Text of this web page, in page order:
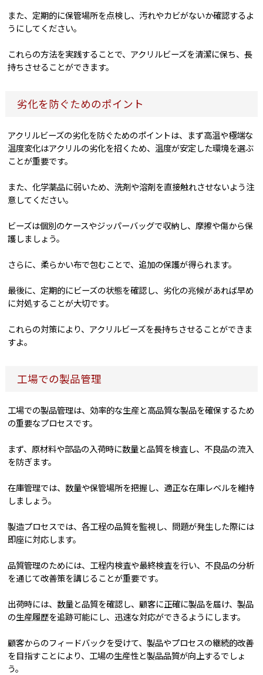
また、定期的に保管場所を点検し、汚れやカビがないか確認するよ
うにしてください。
これらの方法を実践することで、アクリルビーズを清潔に保ち、長
持ちさせることができます。
劣化を防ぐためのポイント
アクリルビーズの劣化を防ぐためのポイントは、まず高温や極端な
温度変化はアクリルの劣化を招くため、温度が安定した環境を選ぶ
ことが重要です。
また、化学薬品に弱いため、洗剤や溶剤を直接触れさせないよう注
意してください。
ビーズは個別のケースやジッパーバッグで収納し、摩擦や傷から保
護しましょう。
さらに、柔らかい布で包むことで、追加の保護が得られます。
最後に、定期的にビーズの状態を確認し、劣化の兆候があれば早め
に対処することが大切です。
これらの対策により、アクリルビーズを長持ちさせることができま
すよ。
工場での製品管理
工場での製品管理は、効率的な生産と高品質な製品を確保するため
の重要なプロセスです。
まず、原材料や部品の入荷時に数量と品質を検査し、不良品の流入
を防ぎます。
在庫管理では、数量や保管場所を把握し、適正な在庫レベルを維持
しましょう。
製造プロセスでは、各工程の品質を監視し、問題が発生した際には
即座に対応します。
品質管理のためには、工程内検査や最終検査を行い、不良品の分析
を通じて改善策を講じることが重要です。
出荷時には、数量と品質を確認し、顧客に正確に製品を届け、製品
の生産履歴を追跡可能にし、迅速な対応ができるようにします。
顧客からのフィードバックを受けて、製品やプロセスの継続的改善
を目指すことにより、工場の生産性と製品品質が向上するでしょ
う。